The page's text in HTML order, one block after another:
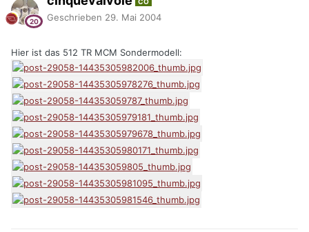
Geschrieben 29. Mai 2004
Hier ist das 512 TR MCM Sondermodell: